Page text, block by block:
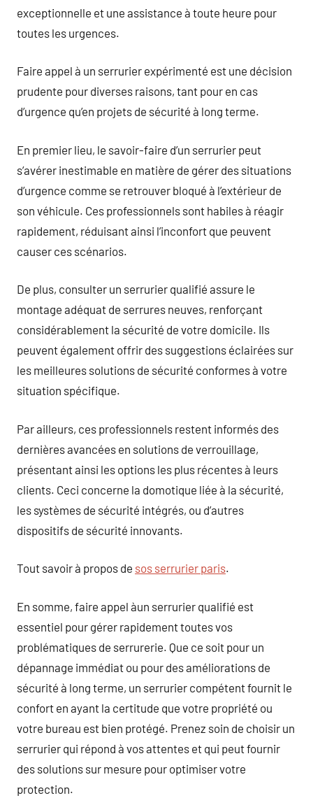
exceptionnelle et une assistance à toute heure pour
toutes les urgences.
Faire appel à un serrurier expérimenté est une décision
prudente pour diverses raisons, tant pour en cas
d’urgence qu’en projets de sécurité à long terme.
En premier lieu, le savoir-faire d’un serrurier peut
s’avérer inestimable en matière de gérer des situations
d’urgence comme se retrouver bloqué à l’extérieur de
son véhicule. Ces professionnels sont habiles à réagir
rapidement, réduisant ainsi l’inconfort que peuvent
causer ces scénarios.
De plus, consulter un serrurier qualifié assure le
montage adéquat de serrures neuves, renforçant
considérablement la sécurité de votre domicile. Ils
peuvent également offrir des suggestions éclairées sur
les meilleures solutions de sécurité conformes à votre
situation spécifique.
Par ailleurs, ces professionnels restent informés des
dernières avancées en solutions de verrouillage,
présentant ainsi les options les plus récentes à leurs
clients. Ceci concerne la domotique liée à la sécurité,
les systèmes de sécurité intégrés, ou d’autres
dispositifs de sécurité innovants.
Tout savoir à propos de sos serrurier paris.
En somme, faire appel àun serrurier qualifié est
essentiel pour gérer rapidement toutes vos
problématiques de serrurerie. Que ce soit pour un
dépannage immédiat ou pour des améliorations de
sécurité à long terme, un serrurier compétent fournit le
confort en ayant la certitude que votre propriété ou
votre bureau est bien protégé. Prenez soin de choisir un
serrurier qui répond à vos attentes et qui peut fournir
des solutions sur mesure pour optimiser votre
protection.